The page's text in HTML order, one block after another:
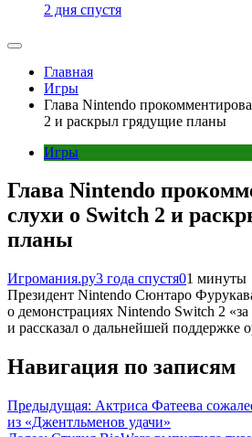
2 дня спустя
Главная
Игры
Глава Nintendo
2 и раскрыл грядущие планы
Игры
Глава Nintendo
слухи о Switch 2 и
планы
Игромания.ру3 года спустя01 минуты
Президент Nintendo Сюнтаро
о демонстрациях Nintendo Switch 2
и рассказал о дальнейшей поддержке
Навигация по записям
Предыдущая: Актриса Фатеева
из «Джентльменов удачи»